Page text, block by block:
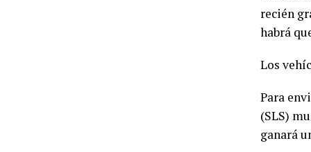
recién
habrá
Los
Para
(SLS)
ganará